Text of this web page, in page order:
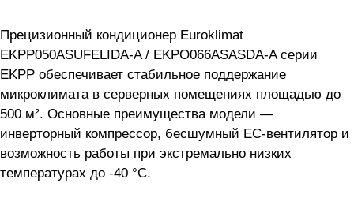
Прецизионный кондиционер Euroklimat
EKPP050ASUFELIDA-A / EKPO066ASASDA-A серии
EKPP обеспечивает стабильное поддержание
микроклимата в серверных помещениях площадью до
500 м². Основные преимущества модели —
инверторный компрессор, бесшумный EC-вентилятор и
возможность работы при экстремально низких
температурах до -40 °C.